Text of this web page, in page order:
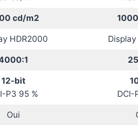
cd/m2
HDR2000
12-bit
P3 95 %
DCI-
Oui